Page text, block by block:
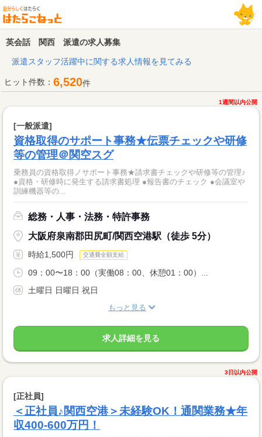
英会話 関西 派遣の求人募集
派遣スタッフ活躍中に関する求人情報を見てみる
ヒット件数： 6,520件
1週間以内公開
[一般派遣]
資格取得のサポート事務★伝票チェックや研修
等の管理＠関空スグ
乗務員の資格取得ノサポート事務★請求書チェックや研修等の管理♪
●資格・研修時に発生する請求書処理 ●報告書のチェック ●会議室や
訓練機器等の...
総務・人事・法務・特許事務
大阪府泉南郡田尻町/関西空港駅（徒歩 5分）
時給1,500円 交通費全額支給
09：00〜18：00（実働08：00、休憩01：00）...
土曜日 日曜日 祝日
もっと見る
求人詳細を見る
3日以内公開
[正社員]
＜正社員♪関西空港＞未経験OK！通関業務★年
収400-600万円！